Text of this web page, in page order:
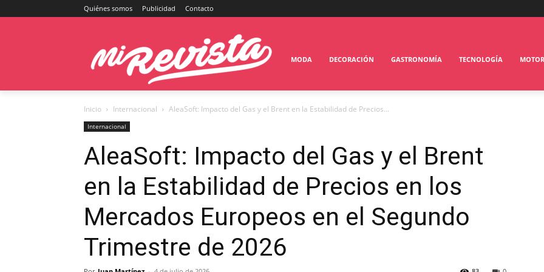
Quiénes somos Publicidad Contacto
MODA DECORACIÓN GASTRONOMÍA TECNOLOGÍA MOTOR
Inicio Internacional AleaSoft: Impacto del Gas y el Brent en la Estabilidad de Precios...
Internacional
AleaSoft: Impacto del Gas y el Brent
en la Estabilidad de Precios en los
Mercados Europeos en el Segundo
Trimestre de 2026